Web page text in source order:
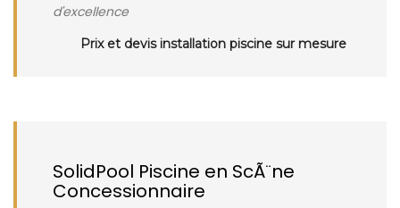
d'excellence
Prix et devis installation piscine sur mesure
SolidPool Piscine en ScÃ¨ne
Concessionnaire